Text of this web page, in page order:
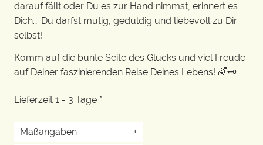
darauf fällt oder Du es zur Hand nimmst, erinnert es
Dich…. Du darfst mutig, geduldig und liebevoll zu Dir
selbst!
Komm auf die bunte Seite des Glücks und viel Freude
auf Deiner faszinierenden Reise Deines Lebens! 🌈🗝️
Lieferzeit 1 - 3 Tage *
Maßangaben
+